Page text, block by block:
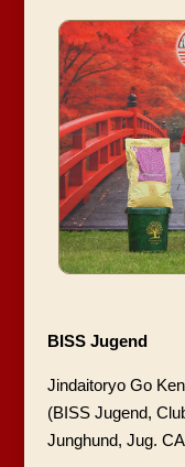
BISS Jugend
Jindaitoryo Go
(BISS Jugend,
Junghund, Jug.